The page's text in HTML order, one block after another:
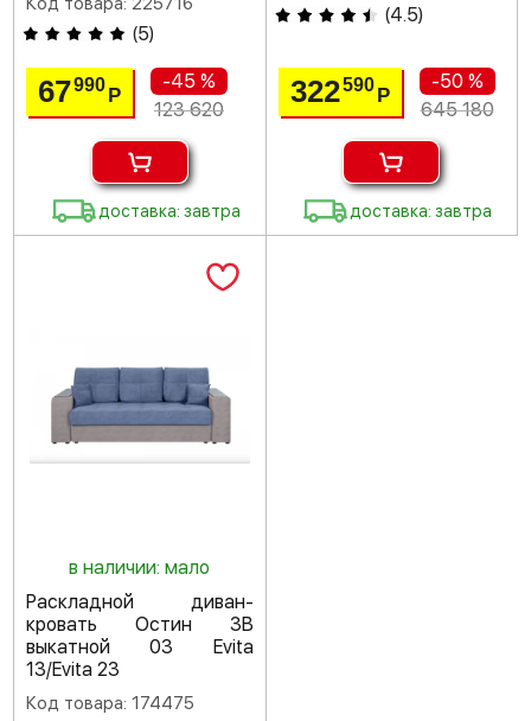
(5)
67990Р
-45 %
123 620
доставка: завтра
(4.5)
322590 Р
-50 %
645 180
доставка: завтра
в наличии: мало
Раскладной диван-
кровать Остин 3В
выкатной 03 Evita
13/Evita 23
Код товара: 174475